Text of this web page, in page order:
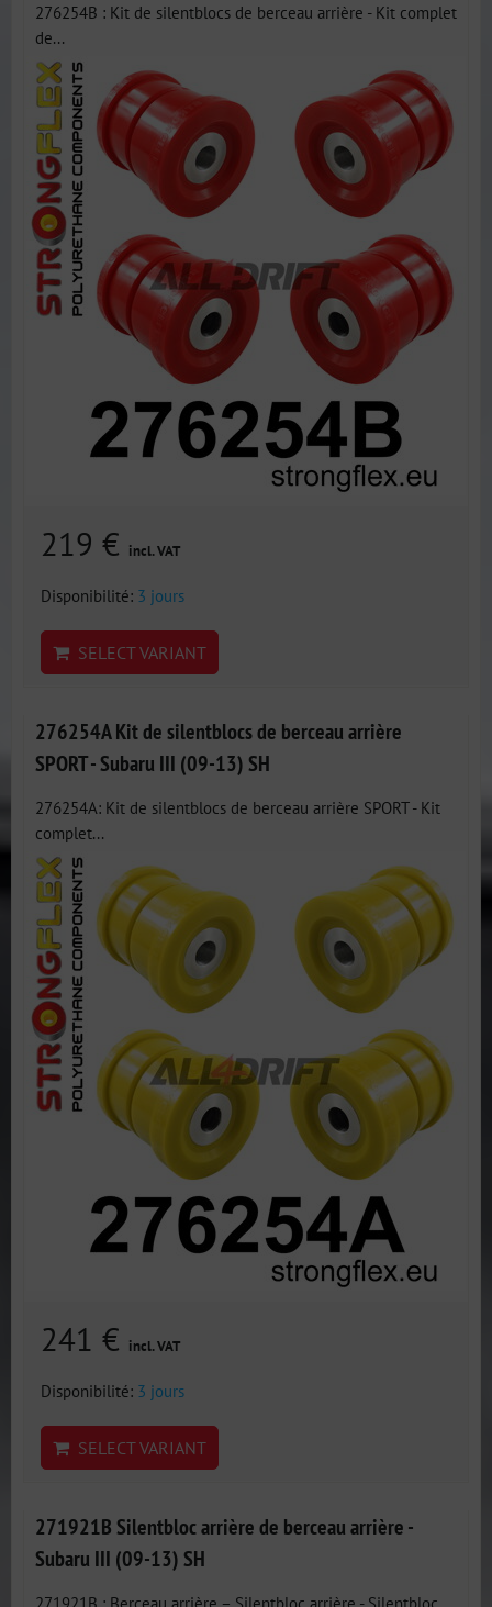
276254B : Kit de silentblocs de berceau arrière - Kit complet
de...
219 € incl. VAT
Disponibilité: 3 jours
SELECT VARIANT
276254A Kit de silentblocs de berceau arrière
SPORT - Subaru III (09-13) SH
276254A: Kit de silentblocs de berceau arrière SPORT - Kit
complet...
241 € incl. VAT
Disponibilité: 3 jours
SELECT VARIANT
271921B Silentbloc arrière de berceau arrière -
Subaru III (09-13) SH
271921B : Berceau arrière – Silentbloc arrière - Silentbloc